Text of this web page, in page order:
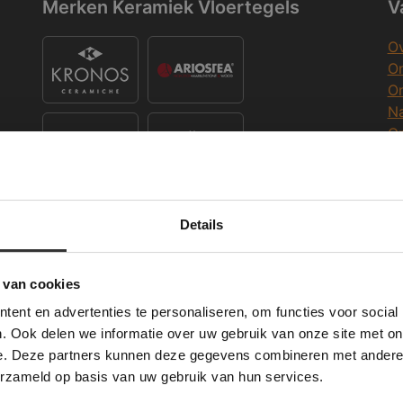
Details
cookies
en advertenties te personaliseren, om functies voor social
Ook delen we informatie over uw gebruik van onze site met
Deze partners kunnen deze gegevens combineren met
op basis van uw gebruik van hun services.
Merken Keramiek Vloertegels
Merken Keramiek Terrastegels
Merken Glasmozaïek
Deze website maakt gebruik van cookies.
gebruikt cookies om de gebruikerservaring te verbeteren. Door gebruik te
geeft u toestemming voor alle cookies in overeenstemming met ons
verder
ALLES ACCEPTEREN ALLES AFWIJZEN